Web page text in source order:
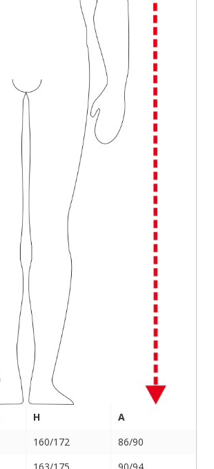
H
A
160/172
86/90